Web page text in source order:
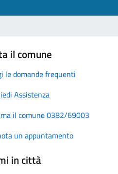
il comune
le domande frequenti
Assistenza
il comune 0382/69003
un appuntamento
in città